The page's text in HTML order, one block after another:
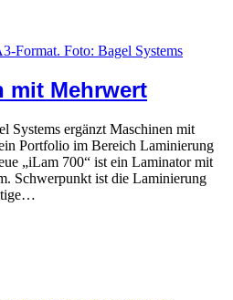
mit Mehrwert
Systems ergänzt Maschinen mit
Portfolio im Bereich Laminierung
„iLam 700“ ist ein Laminator mit
Schwerpunkt ist die Laminierung